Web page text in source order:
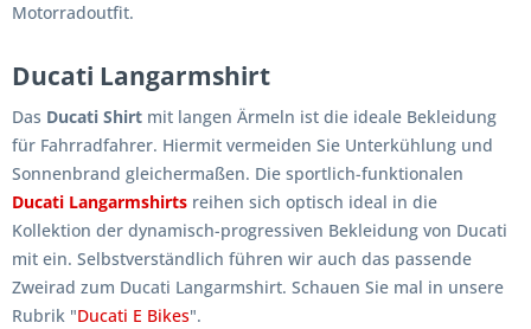
Motorradoutfit.
Ducati Langarmshirt
Das Ducati Shirt mit langen Ärmeln ist die ideale Bekleidung
für Fahrradfahrer. Hiermit vermeiden Sie Unterkühlung und
Sonnenbrand gleichermaßen. Die sportlich-funktionalen
Ducati Langarmshirts reihen sich optisch ideal in die
Kollektion der dynamisch-progressiven Bekleidung von Ducati
mit ein. Selbstverständlich führen wir auch das passende
Zweirad zum Ducati Langarmshirt. Schauen Sie mal in unsere
Rubrik "Ducati E Bikes".